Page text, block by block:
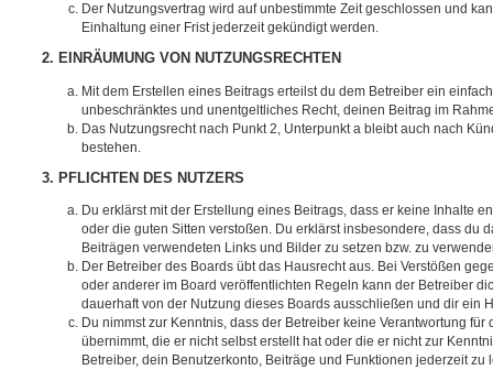
Der Nutzungsvertrag wird auf unbestimmte Zeit geschlossen und
Einhaltung einer Frist jederzeit gekündigt werden.
2. EINRÄUMUNG VON NUTZUNGSRECHTEN
Mit dem Erstellen eines Beitrags erteilst du dem Betreiber ein
unbeschränktes und unentgeltliches Recht, deinen Beitrag im
Das Nutzungsrecht nach Punkt 2, Unterpunkt a bleibt auch nach
bestehen.
3. PFLICHTEN DES NUTZERS
Du erklärst mit der Erstellung eines Beitrags, dass er keine Inhalte
oder die guten Sitten verstoßen. Du erklärst insbesondere, dass du
Beiträgen verwendeten Links und Bilder zu setzen bzw. zu
Der Betreiber des Boards übt das Hausrecht aus. Bei Verstößen
oder anderer im Board veröffentlichten Regeln kann der Betreiber
dauerhaft von der Nutzung dieses Boards ausschließen und dir ein
Du nimmst zur Kenntnis, dass der Betreiber keine Verantwortung für
übernimmt, die er nicht selbst erstellt hat oder die er nicht zur
Betreiber, dein Benutzerkonto, Beiträge und Funktionen jederzeit zu